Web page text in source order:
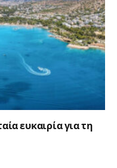
ευκαιρία για τη